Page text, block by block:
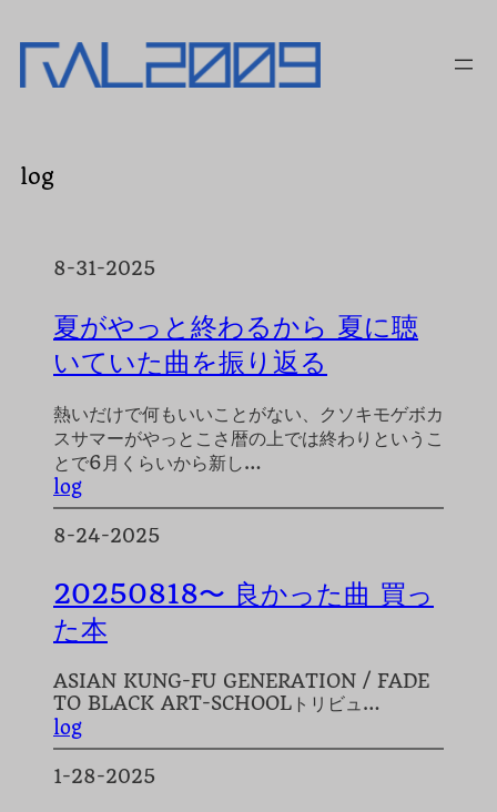
容
ス
プlog
8-31-2025
夏がやっと終わるから 夏に聴
いていた曲を振り返る
熱いだけで何もいいことがない、クソキモゲボカ
スサマーがやっとこさ暦の上では終わりというこ
とで6月くらいから新し…
log
8-24-2025
20250818〜 良かった曲 買っ
た本
ASIAN KUNG-FU GENERATION / FADE
TO BLACK ART-SCHOOLトリビュ…
log
1-28-2025